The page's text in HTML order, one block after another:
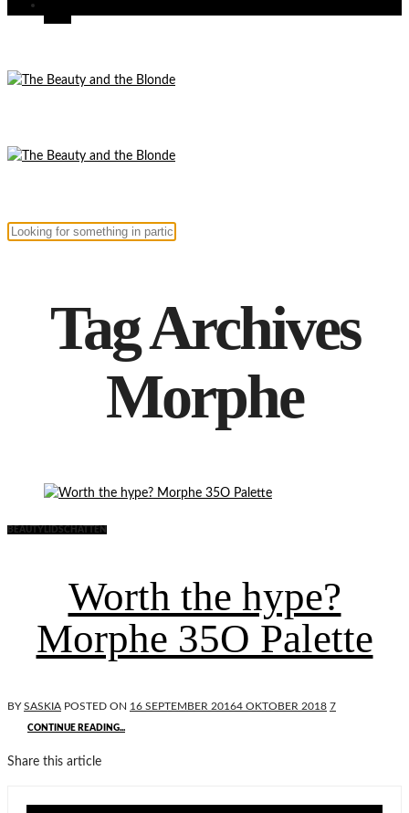
Tag Archives
Morphe
BEAUTY LIDSCHATTEN
Worth the hype?
Morphe 35O Palette
BYSASKIA POSTED ON 16 SEPTEMBER 20164 OKTOBER 2018 7
CONTINUE READING...
Share this article